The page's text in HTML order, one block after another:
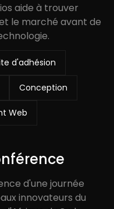
aide à trouver
le marché avant de
d'adhésion
Conception
Web
d'une journée
innovateurs du